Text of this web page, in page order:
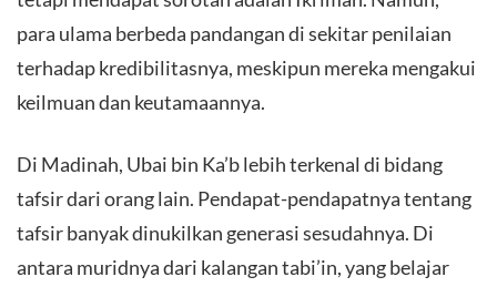
para ulama berbeda pandangan di sekitar penilaian
terhadap kredibilitasnya, meskipun mereka mengakui
keilmuan dan keutamaannya.
Di Madinah, Ubai bin Ka’b lebih terkenal di bidang
tafsir dari orang lain. Pendapat-pendapatnya tentang
tafsir banyak dinukilkan generasi sesudahnya. Di
antara muridnya dari kalangan tabi’in, yang belajar